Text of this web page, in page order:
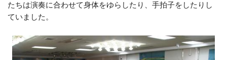
たちは演奏に合わせて身体をゆらしたり、手拍子をしたりし
ていました。